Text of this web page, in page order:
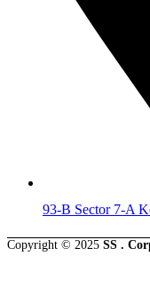
93-B Sector 7-A
Copyright © 2025 SS .